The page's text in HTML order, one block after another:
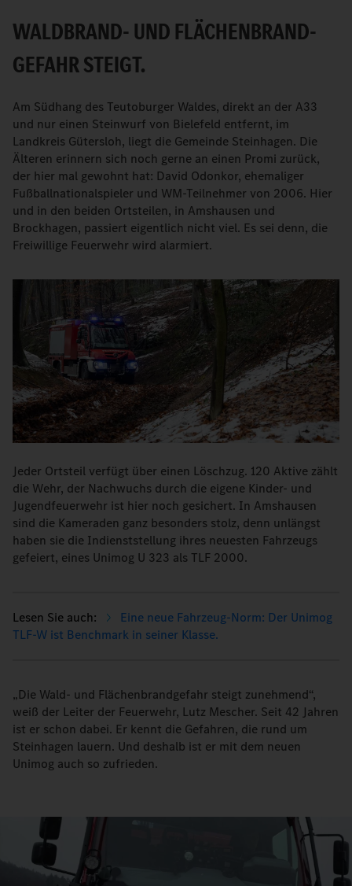
WALDBRAND- UND FLÄCHENBRAND-
GEFAHR STEIGT.
Am Südhang des Teutoburger Waldes, direkt an der A33
und nur einen Steinwurf von Bielefeld entfernt, im
Landkreis Gütersloh, liegt die Gemeinde Steinhagen. Die
Älteren erinnern sich noch gerne an einen Promi zurück,
der hier mal gewohnt hat: David Odonkor, ehemaliger
Fußballnationalspieler und WM-Teilnehmer von 2006. Hier
und in den beiden Ortsteilen, in Amshausen und
Brockhagen, passiert eigentlich nicht viel. Es sei denn, die
Freiwillige Feuerwehr wird alarmiert.
Jeder Ortsteil verfügt über einen Löschzug. 120 Aktive zählt
die Wehr, der Nachwuchs durch die eigene Kinder- und
Jugendfeuerwehr ist hier noch gesichert. In Amshausen
sind die Kameraden ganz besonders stolz, denn unlängst
haben sie die Indienststellung ihres neuesten Fahrzeugs
gefeiert, eines Unimog U 323 als TLF 2000.
Eine neue Fahrzeug-Norm: Der Unimog
TLF-W ist Benchmark in seiner Klasse.
„Die Wald- und Flächenbrandgefahr steigt zunehmend“,
weiß der Leiter der Feuerwehr, Lutz Mescher. Seit 42 Jahren
ist er schon dabei. Er kennt die Gefahren, die rund um
Steinhagen lauern. Und deshalb ist er mit dem neuen
Unimog auch so zufrieden.